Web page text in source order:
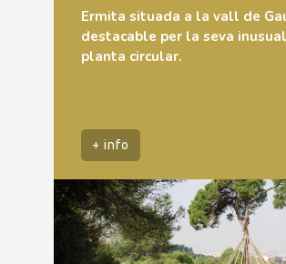
Ermita situada a la vall de
destacable per la seva inusual
planta circular.
+ info